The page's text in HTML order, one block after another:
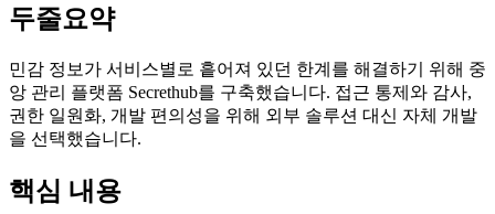
두줄요약
민감 정보가 서비스별로 흩어져 있던 한계를 해결하기 위해 중
앙 관리 플랫폼 Secrethub를 구축했습니다. 접근 통제와 감사,
권한 일원화, 개발 편의성을 위해 외부 솔루션 대신 자체 개발
을 선택했습니다.
핵심 내용